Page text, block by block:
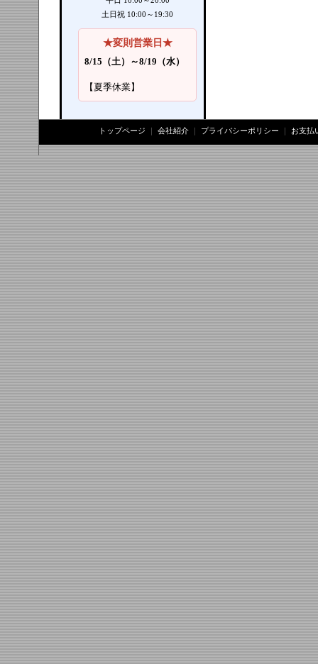
土日祝 10:00～19:30
★変則営業日★
8/15（土）～8/19（水）
【夏季休業】
トップページ 会社紹介 プライバシーポリシー お支払